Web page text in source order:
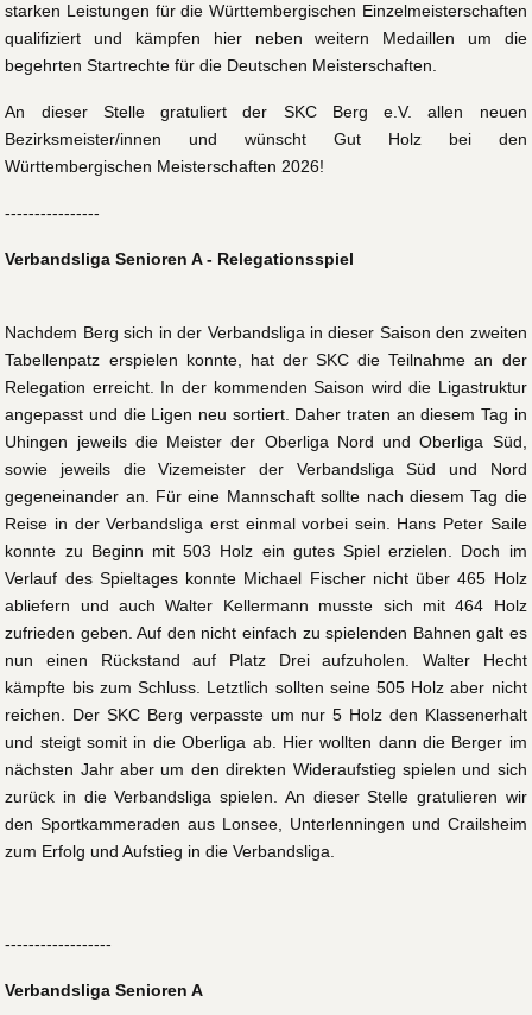
starken Leistungen für die Württembergischen Einzelmeisterschaften
qualifiziert und kämpfen hier neben weitern Medaillen um die
begehrten Startrechte für die Deutschen Meisterschaften.
An dieser Stelle gratuliert der SKC Berg e.V. allen neuen
Bezirksmeister/innen und wünscht Gut Holz bei den
Württembergischen Meisterschaften 2026!
----------------
Verbandsliga Senioren A - Relegationsspiel
Nachdem Berg sich in der Verbandsliga in dieser Saison den zweiten
Tabellenpatz erspielen konnte, hat der SKC die Teilnahme an der
Relegation erreicht. In der kommenden Saison wird die Ligastruktur
angepasst und die Ligen neu sortiert. Daher traten an diesem Tag in
Uhingen jeweils die Meister der Oberliga Nord und Oberliga Süd,
sowie jeweils die Vizemeister der Verbandsliga Süd und Nord
gegeneinander an. Für eine Mannschaft sollte nach diesem Tag die
Reise in der Verbandsliga erst einmal vorbei sein. Hans Peter Saile
konnte zu Beginn mit 503 Holz ein gutes Spiel erzielen. Doch im
Verlauf des Spieltages konnte Michael Fischer nicht über 465 Holz
abliefern und auch Walter Kellermann musste sich mit 464 Holz
zufrieden geben. Auf den nicht einfach zu spielenden Bahnen galt es
nun einen Rückstand auf Platz Drei aufzuholen. Walter Hecht
kämpfte bis zum Schluss. Letztlich sollten seine 505 Holz aber nicht
reichen. Der SKC Berg verpasste um nur 5 Holz den Klassenerhalt
und steigt somit in die Oberliga ab. Hier wollten dann die Berger im
nächsten Jahr aber um den direkten Wideraufstieg spielen und sich
zurück in die Verbandsliga spielen. An dieser Stelle gratulieren wir
den Sportkammeraden aus Lonsee, Unterlenningen und Crailsheim
zum Erfolg und Aufstieg in die Verbandsliga.
------------------
Verbandsliga Senioren A